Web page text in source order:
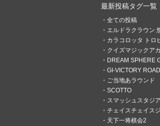
5
1
最新投稿タグ一覧
全ての投稿
エルドラクラウン
カラコロッタ トロ
クイズマジックアカデ
DREAM SPHERE
GI-VICTORY ROAD
ご当地あラウンド
SCOTTO
スマッシュスタジ
チェイスチェイス
天下一将棋会2